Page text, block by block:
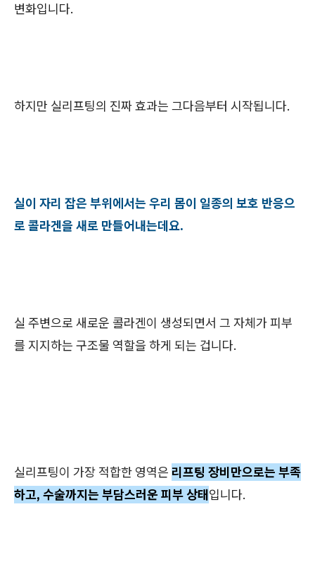
변화입니다.
하지만 실리프팅의 진짜 효과는 그다음부터 시작됩니다.
실이 자리 잡은 부위에서는 우리 몸이 일종의 보호 반응으
로 콜라겐을 새로 만들어내는데요.
실 주변으로 새로운 콜라겐이 생성되면서 그 자체가 피부
를 지지하는 구조물 역할을 하게 되는 겁니다.
실리프팅이 가장 적합한 영역은 리프팅 장비만으로는 부족
하고, 수술까지는 부담스러운 피부 상태입니다.